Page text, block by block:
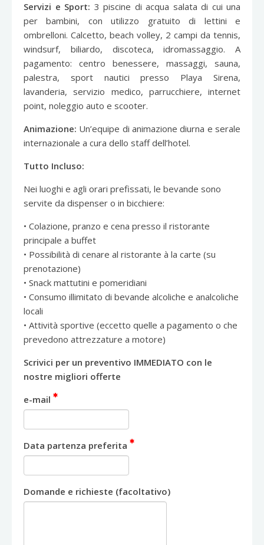
Servizi e Sport: 3 piscine di acqua salata di cui una
per bambini, con utilizzo gratuito di lettini e
ombrelloni. Calcetto, beach volley, 2 campi da tennis,
windsurf, biliardo, discoteca, idromassaggio. A
pagamento: centro benessere, massaggi, sauna,
palestra, sport nautici presso Playa Sirena,
lavanderia, servizio medico, parrucchiere, internet
point, noleggio auto e scooter.
Animazione: Un’equipe di animazione diurna e serale
internazionale a cura dello staff dell’hotel.
Tutto Incluso:
Nei luoghi e agli orari prefissati, le bevande sono
servite da dispenser o in bicchiere:
• Colazione, pranzo e cena presso il ristorante
principale a buffet
• Possibilità di cenare al ristorante à la carte (su
prenotazione)
• Snack mattutini e pomeridiani
• Consumo illimitato di bevande alcoliche e analcoliche
locali
• Attività sportive (eccetto quelle a pagamento o che
prevedono attrezzature a motore)
Scrivici per un preventivo IMMEDIATO con le
nostre migliori offerte
e-mail
Data partenza preferita
Domande e richieste (facoltativo)